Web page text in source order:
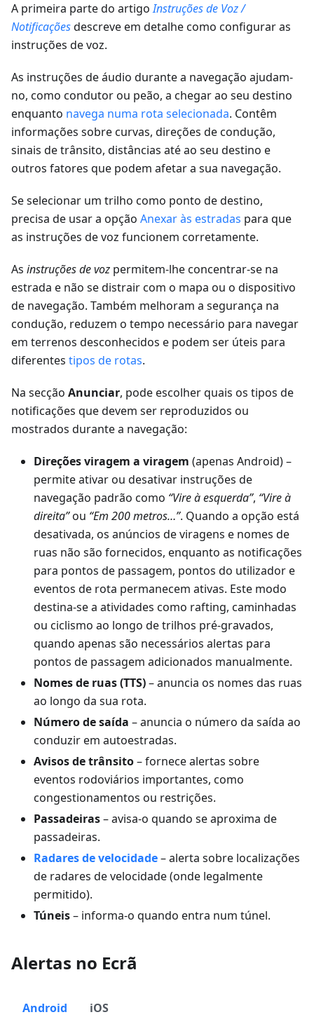
A primeira parte do artigoInstruções de Voz /
Notificaçõesdescreve em detalhe como configurar as
instruções de voz.
As instruções de áudio durante a navegação ajudam-
no, como condutor ou peão, a chegar ao seu destino
enquanto navega numa rota selecionada. Contêm
informações sobre curvas, direções de condução,
sinais de trânsito, distâncias até ao seu destino e
outros fatores que podem afetar a sua navegação.
Se selecionar um trilho como ponto de destino,
precisa de usar a opção Anexar às estradas para que
as instruções de voz funcionem corretamente.
As instruções de voz permitem-lhe concentrar-se na
estrada e não se distrair com o mapa ou o dispositivo
de navegação. Também melhoram a segurança na
condução, reduzem o tempo necessário para navegar
em terrenos desconhecidos e podem ser úteis para
diferentes tipos de rotas.
Na secção Anunciar, pode escolher quais os tipos de
notificações que devem ser reproduzidos ou
mostrados durante a navegação:
Direções viragem a viragem (apenas Android) –
permite ativar ou desativar instruções de
navegação padrão como “Vire à esquerda”, “Vire à
direita”ou “Em 200 metros…”. Quando a opção está
desativada, os anúncios de viragens e nomes de
ruas não são fornecidos, enquanto as notificações
para pontos de passagem, pontos do utilizador e
eventos de rota permanecem ativas. Este modo
destina-se a atividades como rafting, caminhadas
ou ciclismo ao longo de trilhos pré-gravados,
quando apenas são necessários alertas para
pontos de passagem adicionados manualmente.
Nomes de ruas (TTS)– anuncia os nomes das ruas
ao longo da sua rota.
Número de saída – anuncia o número da saída ao
conduzir em autoestradas.
Avisos de trânsito– fornece alertas sobre
eventos rodoviários importantes, como
congestionamentos ou restrições.
Passadeiras– avisa-o quando se aproxima de
passadeiras.
Radares de velocidade– alerta sobre localizações
de radares de velocidade (onde legalmente
permitido).
Túneis– informa-o quando entra num túnel.
Alertas no Ecrã
Android iOS